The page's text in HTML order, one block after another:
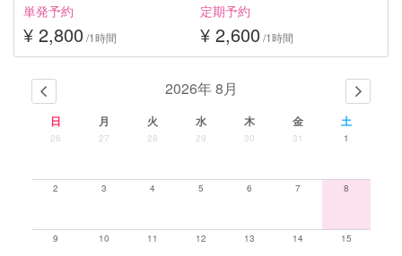
単発予約
¥ 2,800 /1時間
定期予約
¥ 2,600 /1時間
2026年 8月
日 月 火 水 木 金 土
26 27 28 29 30 31 1
2 3 4 5 6 7 8
9 10 11 12 13 14 15